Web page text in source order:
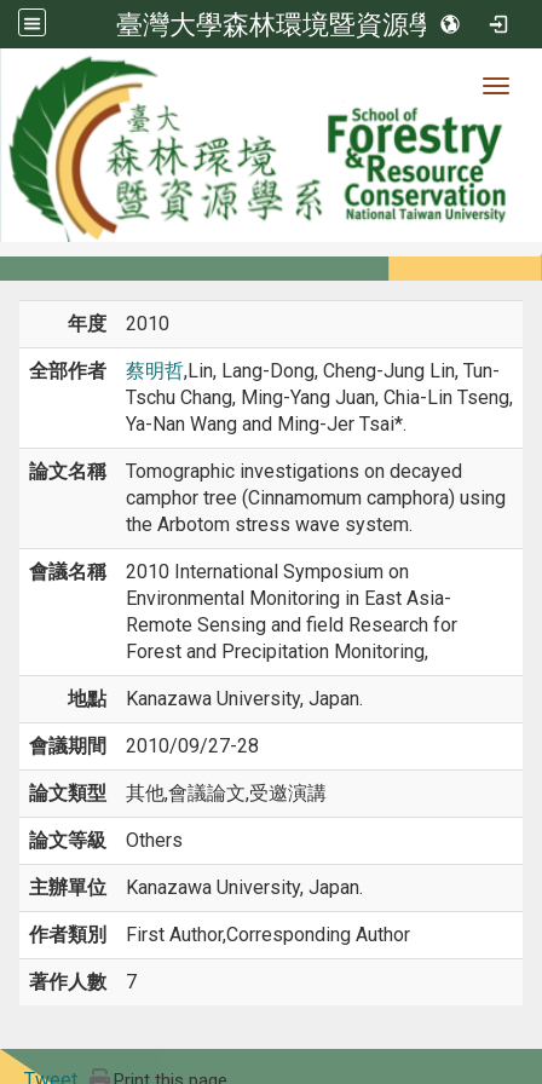
臺灣大學森林環境暨資源學系
系所成員
系所成員
年度 2010
全部作者 蔡明哲,Lin, Lang-Dong, Cheng-Jung Lin, Tun-
Tschu Chang, Ming-Yang Juan, Chia-Lin Tseng,
Ya-Nan Wang and Ming-Jer Tsai*.
論文名稱
Tomographic investigations on decayed
camphor tree (Cinnamomum camphora) using
the Arbotom stress wave system.
會議名稱
2010 International Symposium on
Environmental Monitoring in East Asia-
Remote Sensing and field Research for
Forest and Precipitation Monitoring,
地點 Kanazawa University, Japan.
會議期間 2010/09/27-28
論文類型 其他,會議論文,受邀演講
論文等級 Others
主辦單位 Kanazawa University, Japan.
作者類別 First Author,Corresponding Author
著作人數 7